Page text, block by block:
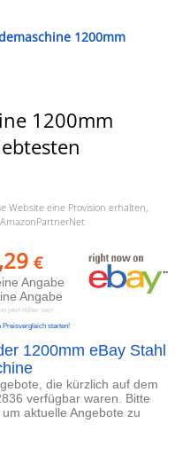
1200mm
1200mm
Website eine Provision erhalten,
€
Angabe
Angabe
jetzt höher sein
Preisvergleich starten!
1200mm eBay Stahl
die kürzlich auf dem
verfügbar waren. Bitte
aktuelle Angebote zu